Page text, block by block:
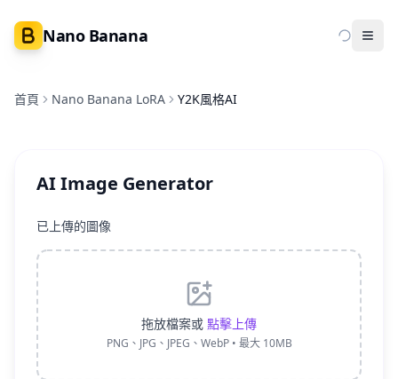
Nano Banana
首頁 Nano Banana LoRA Y2K風格AI
AI Image Generator
已上傳的圖像
拖放檔案或 點擊上傳
PNG、JPG、JPEG、WebP • 最大 10MB